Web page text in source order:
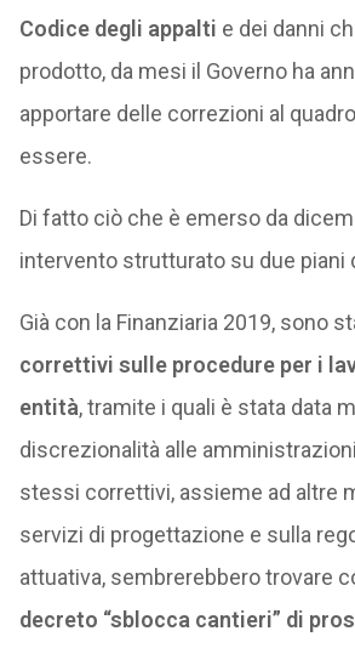
Codice degli appalti e dei danni
prodotto, da mesi il Governo ha
apportare delle correzioni al
essere.
Di fatto ciò che è emerso da
intervento strutturato su due piani
Già con la Finanziaria 2019, sono
correttivi sulle procedure per i
entità, tramite i quali è stata data
discrezionalità alle
stessi correttivi, assieme ad altre
servizi di progettazione e sulla
attuativa, sembrerebbero trovare
decreto “sblocca cantieri” di